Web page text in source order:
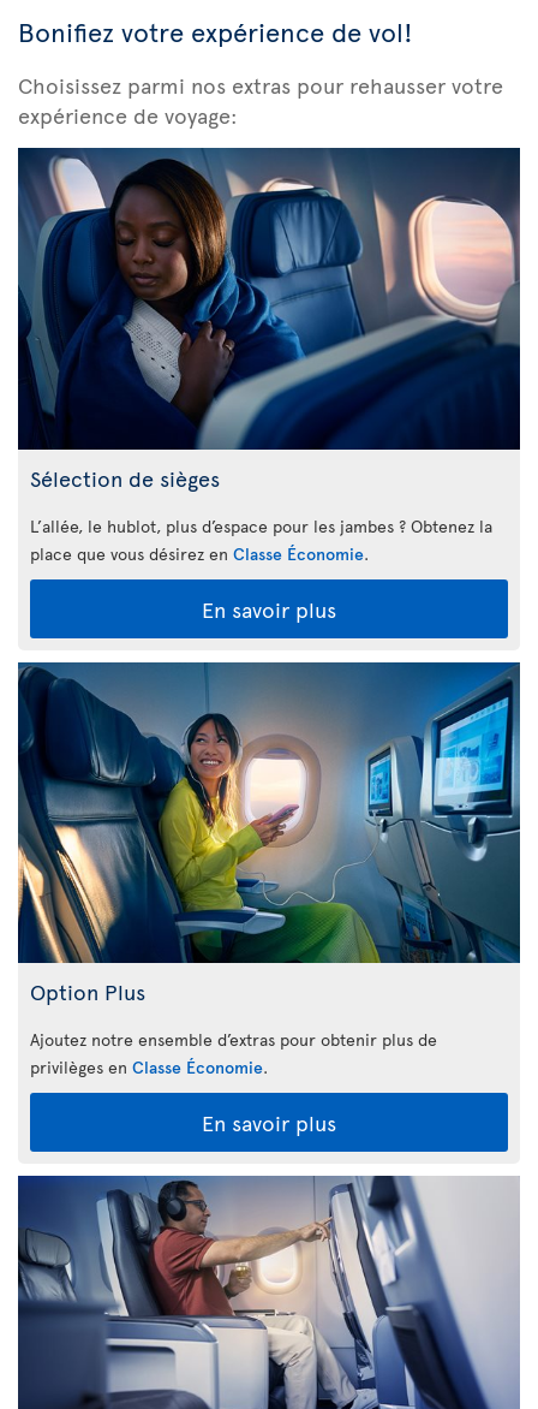
Bonifiez votre expérience de vol!
Choisissez parmi nos extras pour rehausser votre
expérience de voyage:
Sélection de sièges
L’allée, le hublot, plus d’espace pour les jambes ? Obtenez la
place que vous désirez en Classe Économie.
En savoir plus
Option Plus
Ajoutez notre ensemble d’extras pour obtenir plus de
privilèges en Classe Économie.
En savoir plus